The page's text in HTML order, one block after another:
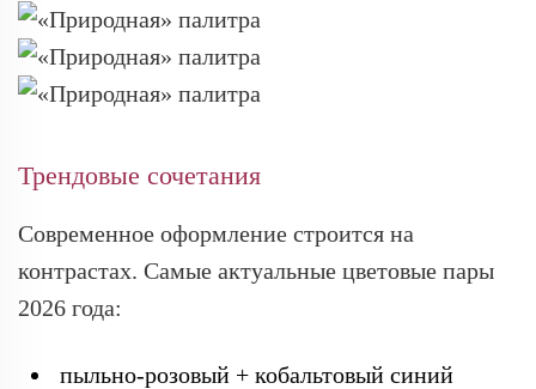
Трендовые сочетания
Современное оформление строится на
контрастах. Самые актуальные цветовые пары
2026 года:
пыльно-розовый + кобальтовый синий